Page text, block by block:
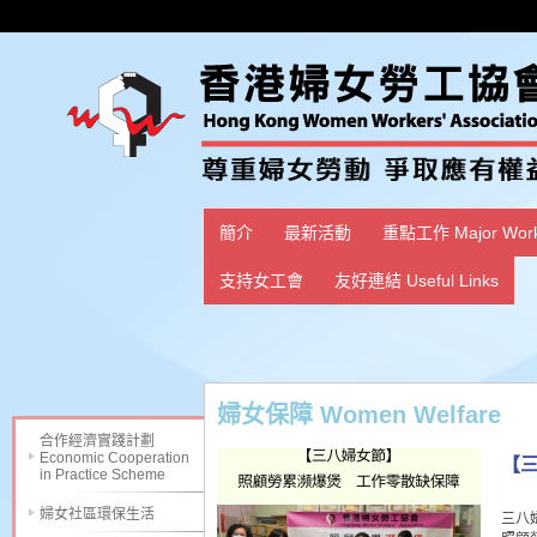
簡介 最新活動 重點工作 Major
支持女工會 友好連結 Useful Links
合作經濟實踐計劃
Economic Cooperation
in Practice Scheme
婦女社區環保生活
婦女保障 Women Welfare
【
三八